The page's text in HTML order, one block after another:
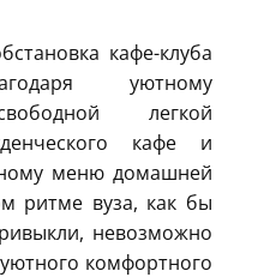
кафе-клуба
уютному
легкой
кафе и
меню домашней
ритме вуза, как бы
невозможно
комфортного